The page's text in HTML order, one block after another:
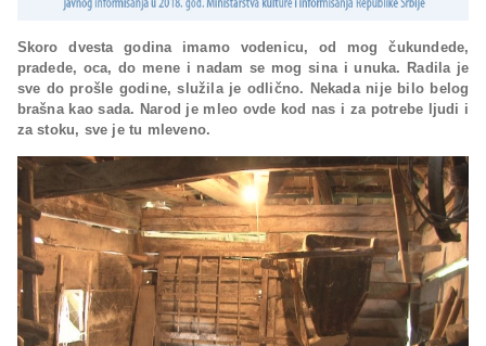
Skoro dvesta godina imamo vodenicu, od mog čukundede,
pradede, oca, do mene i nadam se mog sina i unuka. Radila je
sve do prošle godine, služila je odlično. Nekada nije bilo belog
brašna kao sada. Narod je mleo ovde kod nas i za potrebe ljudi i
za stoku, sve je tu mleveno.